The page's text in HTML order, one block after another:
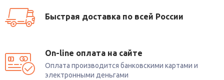
Быстрая доставка по всей России
On-line оплата на сайте
Оплата производится банковскими картами и
электронными деньгами